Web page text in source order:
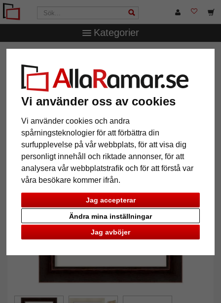
Vi använder oss av cookies
Vi använder cookies och andra
spårningsteknologier för att förbättra din
surfupplevelse på vår webbplats, för att visa dig
personligt innehåll och riktade annonser, för att
analysera vår webbplatstrafik och för att förstå var
våra besökare kommer ifrån.
Jag accepterar
Jag avböjer
Ändra mina inställningar
Kategorier
Träram Adela
Tillbaka